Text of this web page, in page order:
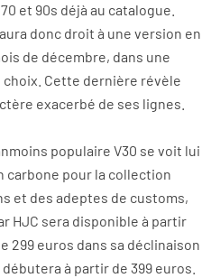
et 90s déjà au catalogue.
donc droit à une version en
de décembre, dans une
Cette dernière révèle
exacerbé de ses lignes.
populaire V30 se voit lui
carbone pour la collection
et des adeptes de customs,
HJC sera disponible à partir
299 euros dans sa déclinaison
à partir de 399 euros.